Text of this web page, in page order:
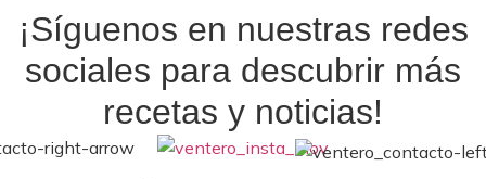
¡Síguenos en nuestras redes
sociales para descubrir más
recetas y noticias!